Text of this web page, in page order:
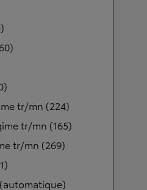
tr/mn (224)
tr/mn (165)
tr/mn (269)